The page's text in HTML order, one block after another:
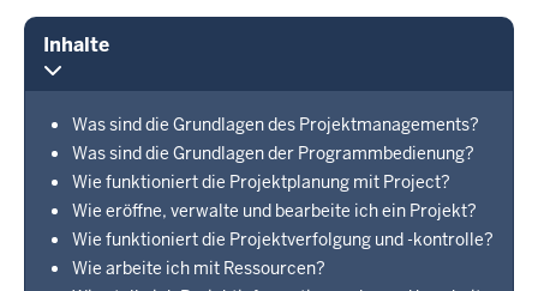
Inhalte
Was sind die Grundlagen des Projektmanagements?
Was sind die Grundlagen der Programmbedienung?
Wie funktioniert die Projektplanung mit Project?
Wie eröffne, verwalte und bearbeite ich ein Projekt?
Wie funktioniert die Projektverfolgung und -kontrolle?
Wie arbeite ich mit Ressourcen?